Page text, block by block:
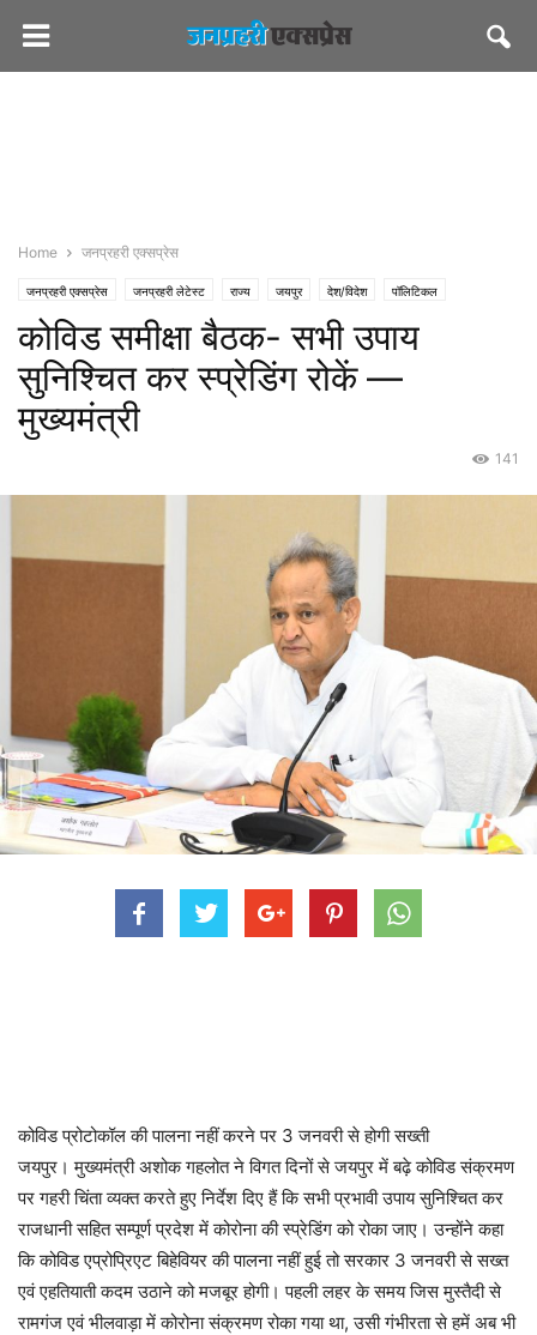
Home जनप्रहरी एक्सप्रेस
जनप्रहरी एक्सप्रेस जनप्रहरी लेटेस्ट राज्य जयपुर देश/विदेश पॉलिटिकल
सीएमओ राजस्थान
कोविड समीक्षा बैठक- सभी उपाय
सुनिश्चित कर स्प्रेडिंग रोकें —
मुख्यमंत्री
141
कोविड प्रोटोकॉल की पालना नहीं करने पर 3 जनवरी से होगी सख्ती
जयपुर। मुख्यमंत्री अशोक गहलोत ने विगत दिनों से जयपुर में बढ़े कोविड संक्रमण
पर गहरी चिंता व्यक्त करते हुए निर्देश दिए हैं कि सभी प्रभावी उपाय सुनिश्चित कर
राजधानी सहित सम्पूर्ण प्रदेश में कोरोना की स्प्रेडिंग को रोका जाए। उन्होंने कहा
कि कोविड एप्रोप्रिएट बिहेवियर की पालना नहीं हुई तो सरकार 3 जनवरी से सख्त
एवं एहतियाती कदम उठाने को मजबूर होगी। पहली लहर के समय जिस मुस्तैदी से
रामगंज एवं भीलवाड़ा में कोरोना संक्रमण रोका गया था, उसी गंभीरता से हमें अब भी